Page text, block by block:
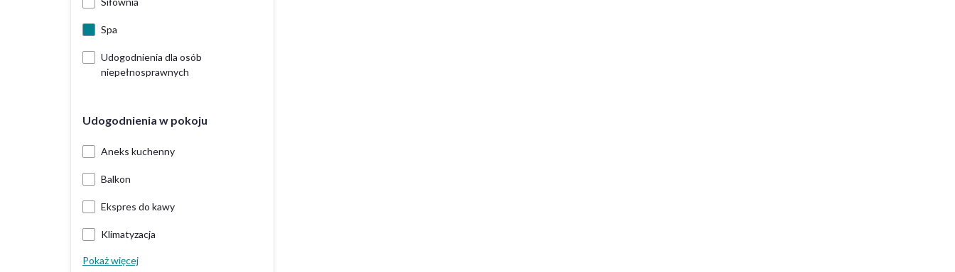
Spa
Udogodnienia dla osób
niepełnosprawnych
Udogodnienia w pokoju
Aneks kuchenny
Balkon
Ekspres do kawy
Klimatyzacja
Pokaż więcej